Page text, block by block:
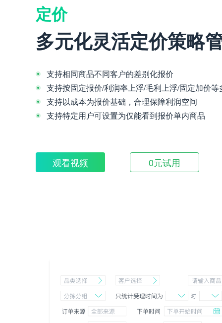
定价
多元化灵活定价策略
支持相同商品不同客户的差别化报价
支持按固定报价/利润率上浮/毛利上浮/固定加价
支持以成本为报价基础，合理保障利润空间
支持特定用户可设置为仅能看到报价单内商品
观看视频 0元试用